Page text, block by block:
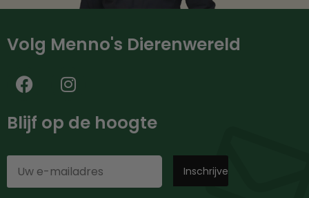
Volg Menno's Dierenwereld
Blijf op de hoogte